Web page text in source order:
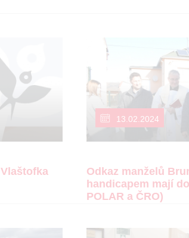
13.02.2024
Odkaz manželů
handicapem mají
POLAR a ČRO)